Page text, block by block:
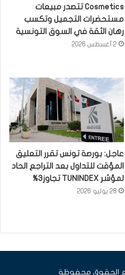
Cosmetics تتصدر مبيعات
مستحضرات التجميل وتكسب
رهان الثقة في السوق التونسية
2 أغسطس 2026
عاجل: بورصة تونس تقرر التعليق
المؤقت للتداول بعد التراجع الحاد
لمؤشر TUNINDEX تجاوز3%
28 يوليو 2026